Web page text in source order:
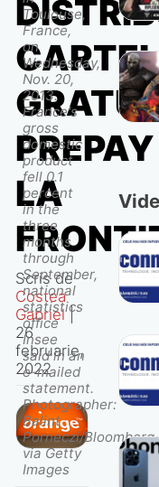
PREPAY
LA
Scris de
Costea
Gabriel|
26
februarie,
2022
Toulouse,
France,
on
Wednesday,
Nov. 20,
2013.
France's
gross
domestic
product
fell 0.1
percent
in the
three
months
through
September,
national
statistics
office
Insee
said in an
e-mailed
statement.
Photographer:
Balint
Porneczi/Bloomberg
via Getty
Images